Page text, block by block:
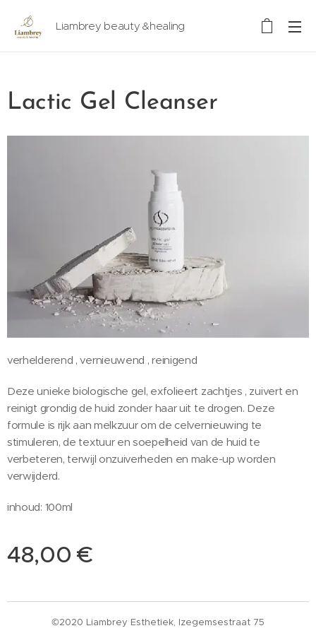
Liambrey beauty &healing
Lactic Gel Cleanser
verhelderend , vernieuwend , reinigend
Deze unieke biologische gel, exfolieert zachtjes , zuivert en
reinigt grondig de huid zonder haar uit te drogen. Deze
formule is rijk aan melkzuur om de celvernieuwing te
stimuleren, de textuur en soepelheid van de huid te
verbeteren, terwijl onzuiverheden en make-up worden
verwijderd.
inhoud: 100ml
48,00 €
©2020 Liambrey Esthetiek, Izegemsestraat 75